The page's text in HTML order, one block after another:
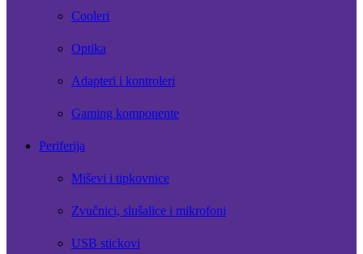
Cooleri
Optika
Adapteri i kontroleri
Gaming komponente
Periferija
Miševi i tipkovnice
Zvučnici, slušalice i mikrofoni
USB stickovi